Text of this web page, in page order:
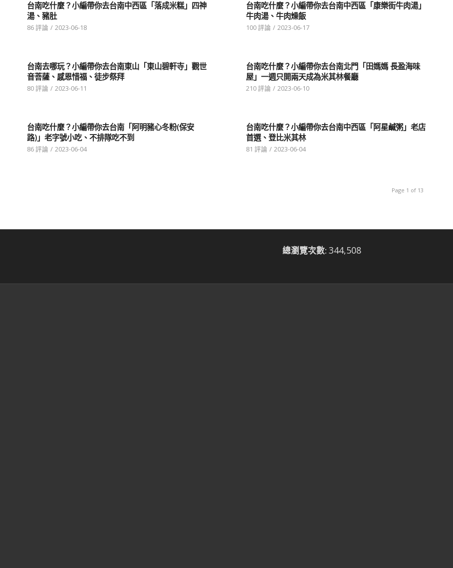
台南吃什麼？小編帶你去台南中西區「落成米糕」四神
湯、豬肚
86 評論 / 2023-06-18
台南吃什麼？小編帶你去台南中西區「康樂街牛肉湯」
牛肉湯、牛肉燥飯
100 評論 / 2023-06-17
台南去哪玩？小編帶你去台南東山「東山碧軒寺」觀世
音菩薩、感恩惜福、徒步祭拜
80 評論 / 2023-06-11
台南吃什麼？小編帶你去台南北門「田媽媽 長盈海味
屋」一週只開兩天成為米其林餐廳
210 評論 / 2023-06-10
台南吃什麼？小編帶你去台南「阿明豬心冬粉(保安
路)」老字號小吃、不排隊吃不到
86 評論 / 2023-06-04
台南吃什麼？小編帶你去台南中西區「阿星鹹粥」老店
首選、登比米其林
81 評論 / 2023-06-04
Page 1 of 13
總瀏覽次數: 344,508